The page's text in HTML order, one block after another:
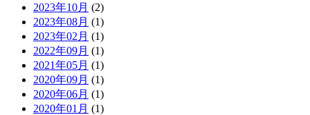
2023年10月 (2)
2023年08月 (1)
2023年02月 (1)
2022年09月 (1)
2021年05月 (1)
2020年09月 (1)
2020年06月 (1)
2020年01月 (1)